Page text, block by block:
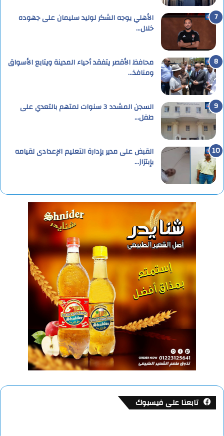
الأهلي يوجه الشكر لوليد سليمان على جهوده
خلال…
محافظ الأقصر يتفقد أحياء المدينة ويتابع الأسواق
ومنافذ…
السجن المشدد 3 سنوات لمتهم بالتعدي على
طفل…
القبض على مدير بإدارة التعليم الإعدادى لقيامه
بإبتزاز…
تابعنا على فيسبوك